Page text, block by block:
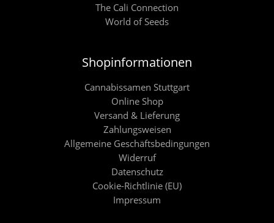
The Cali Connection
World of Seeds
Shopinformationen
Cannabissamen Stuttgart
Online Shop
Versand & Lieferung
Zahlungsweisen
Allgemeine Geschäftsbedingungen
Widerruf
Datenschutz
Cookie-Richtlinie (EU)
Impressum